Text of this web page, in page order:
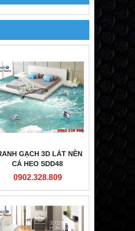
GẠCH 3D LÁT NỀN
CÁ HEO SDD48
0902.328.809